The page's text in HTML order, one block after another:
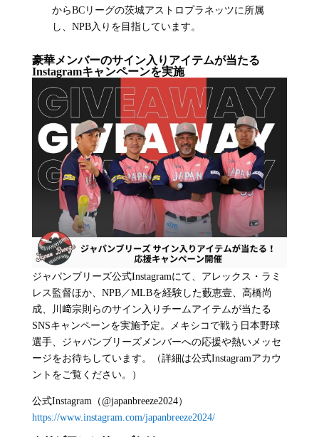
からBCリーグの茨城アストロプラネッツに所属
し、NPB入りを目指しています。
豪華メンバーのサイン入りアイテムが当たる
Instagramキャンペーンを実施
ジャパンブリーズ公式Instagramにて、アレックス・ラミ
レス監督ほか、NPB／MLBを経験した藪恵壹、高橋尚
成、川﨑宗則らのサイン入りチームアイテムが当たる
SNSキャンペーンを実施予定。メキシコで戦う日本野球
選手、ジャパンブリーズメンバーへの応援や熱いメッセ
ージをお待ちしています。（詳細は公式Instagramアカウ
ントをご覧ください。）
公式Instagram（@japanbreeze2024）
https://www.instagram.com/japanbreeze2024/